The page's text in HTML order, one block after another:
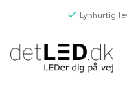
Lynhurtig